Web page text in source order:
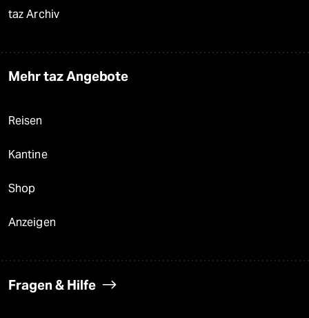
taz Archiv
Mehr taz Angebote
Reisen
Kantine
Shop
Anzeigen
Fragen & Hilfe